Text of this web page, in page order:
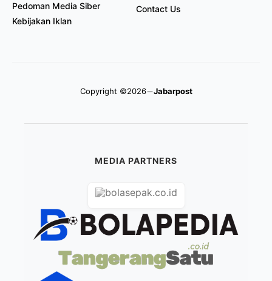
Pedoman Media Siber
Kebijakan Iklan
Contact Us
Copyright ©2026 Jabarpost
MEDIA PARTNERS